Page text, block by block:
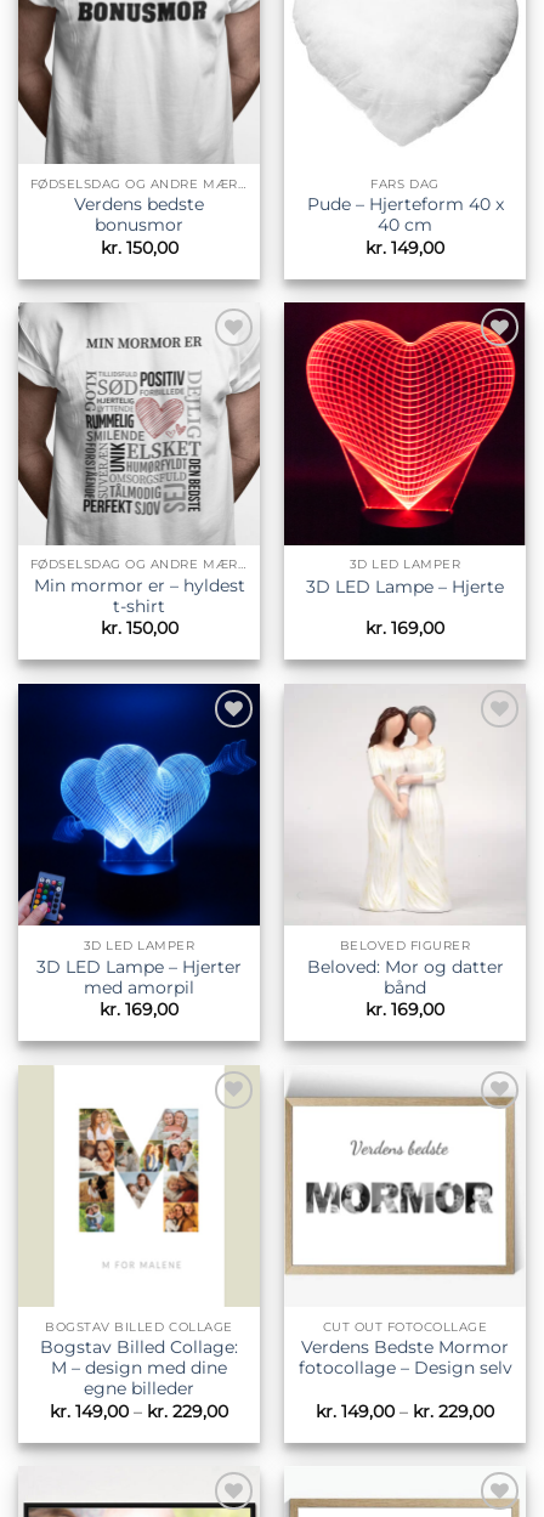
FØDSELSDAG OG ANDRE MÆRKEDAGE
Verdens bedste
bonusmor
kr.150,00
FARS DAG
Pude – Hjerteform 40 x
40 cm
kr. 149,00
ønskeliste
FØDSELSDAG OG ANDRE MÆRKEDAGE
Min mormor er – hyldest
t-shirt
kr.150,00
Tilføj til
ønskeliste
3D LED LAMPER
3D LED Lampe – Hjerte
kr. 169,00
Tilføj til
ønskeliste
3D LED LAMPER
3D LED Lampe – Hjerter
med amorpil
kr. 169,00
ønskeliste
BELOVED FIGURER
Beloved: Mor og datter
bånd
kr. 169,00
Tilføj til
ønskeliste
BOGSTAV BILLED COLLAGE
Bogstav Billed Collage:
M – design med dine
egne billeder
kr. 149,00 – kr. 229,00Prisinterval:
til
kr. 229,00
ønskeliste
CUT OUT FOTOCOLLAGE
Verdens Bedste Mormor
fotocollage – Design selv
kr. 149,00 – kr. 229,00
til
kr.